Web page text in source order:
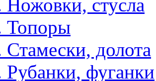
Ножовки, стусла
Топоры
Стамески, долота
Рубанки, фуганки